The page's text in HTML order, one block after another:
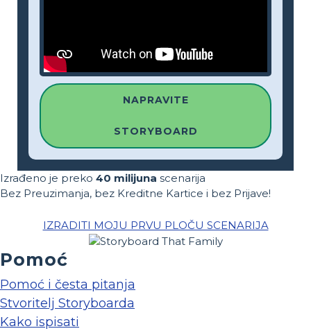
NAPRAVITE
STORYBOARD
Izrađeno je preko 40 milijuna scenarija
Bez Preuzimanja, bez Kreditne Kartice i bez Prijave!
IZRADITI MOJU PRVU PLOČU SCENARIJA
Pomoć
Pomoć i česta pitanja
Stvoritelj Storyboarda
Kako ispisati